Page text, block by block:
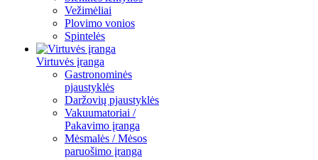
Vežimėliai
Plovimo vonios
Spintelės
Virtuvės įranga
Gastronominės
pjaustyklės
Daržovių pjaustyklės
Vakuumatoriai /
Pakavimo įranga
Mėsmalės / Mėsos
paruošimo įranga